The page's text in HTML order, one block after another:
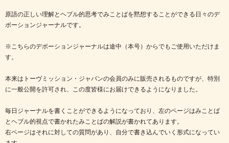
原語の正しい理解とヘブル的思考でみことばを黙想することができる日々のデ
ボーションジャーナルです。
※こちらのデボーションジャーナルは途中（本号）からでもご使用いただけま
す。
本来はトーヴミッション・ジャパンの会員のみに販売されるものですが、特別
に一般公開を許可され、この度皆様にお届けできるようになりました。
毎日ジャーナルを書くことができるようになっており、左のページはみことば
とヘブル的視点で書かれたみことばの解説が書かれてあります。
右ページはそれに対しての質問があり、自分で書き込んでいく形式になってい